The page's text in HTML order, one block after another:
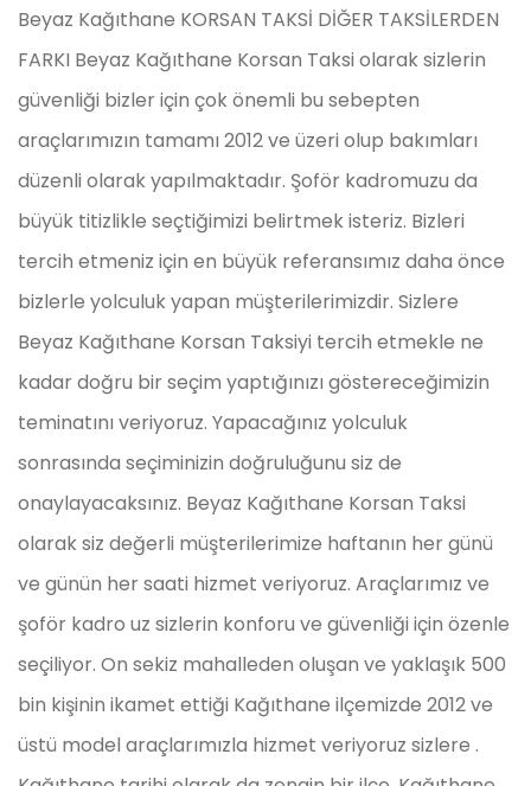
Beyaz Kağıthane KORSAN TAKSİ DİĞER TAKSİLERDEN
FARKI Beyaz Kağıthane Korsan Taksi olarak sizlerin
güvenliği bizler için çok önemli bu sebepten
araçlarımızın tamamı 2012 ve üzeri olup bakımları
düzenli olarak yapılmaktadır. Şoför kadromuzu da
büyük titizlikle seçtiğimizi belirtmek isteriz. Bizleri
tercih etmeniz için en büyük referansımız daha önce
bizlerle yolculuk yapan müşterilerimizdir. Sizlere
Beyaz Kağıthane Korsan Taksiyi tercih etmekle ne
kadar doğru bir seçim yaptığınızı göstereceğimizin
teminatını veriyoruz. Yapacağınız yolculuk
sonrasında seçiminizin doğruluğunu siz de
onaylayacaksınız. Beyaz Kağıthane Korsan Taksi
olarak siz değerli müşterilerimize haftanın her günü
ve günün her saati hizmet veriyoruz. Araçlarımız ve
şoför kadro uz sizlerin konforu ve güvenliği için özenle
seçiliyor. On sekiz mahalleden oluşan ve yaklaşık 500
bin kişinin ikamet ettiği Kağıthane ilçemizde 2012 ve
üstü model araçlarımızla hizmet veriyoruz sizlere .